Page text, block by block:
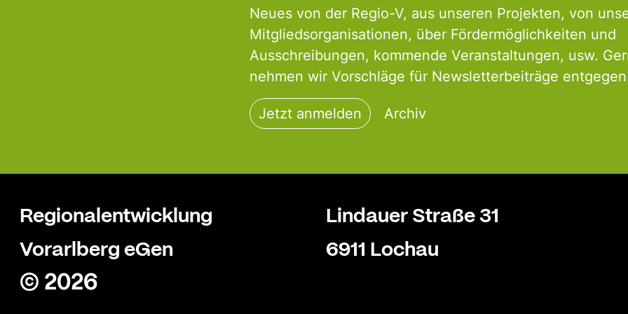
Neues von der Regio-V, aus unseren Projekten, von
Mitgliedsorganisationen, über Fördermöglichkeiten und
Ausschreibungen, kommende Veranstaltungen, usw.
nehmen wir Vorschläge für Newsletterbeiträge
Jetzt anmelden Archiv
Regionalentwicklung
Vorarlberg eGen
© 2026
Lindauer Straße 31
6911 Lochau